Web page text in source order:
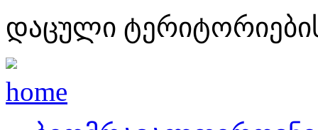
დაცული
home